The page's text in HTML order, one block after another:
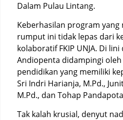
Dalam Pulau Lintang.
Keberhasilan program
rumput ini tidak lepas dari
kolaboratif FKIP UNJA. Di
Andiopenta didampingi
pendidikan yang memiliki
Sri Indri Harianja, M.Pd.,
M.Pd., dan Tohap
Tak kalah krusial, denyut